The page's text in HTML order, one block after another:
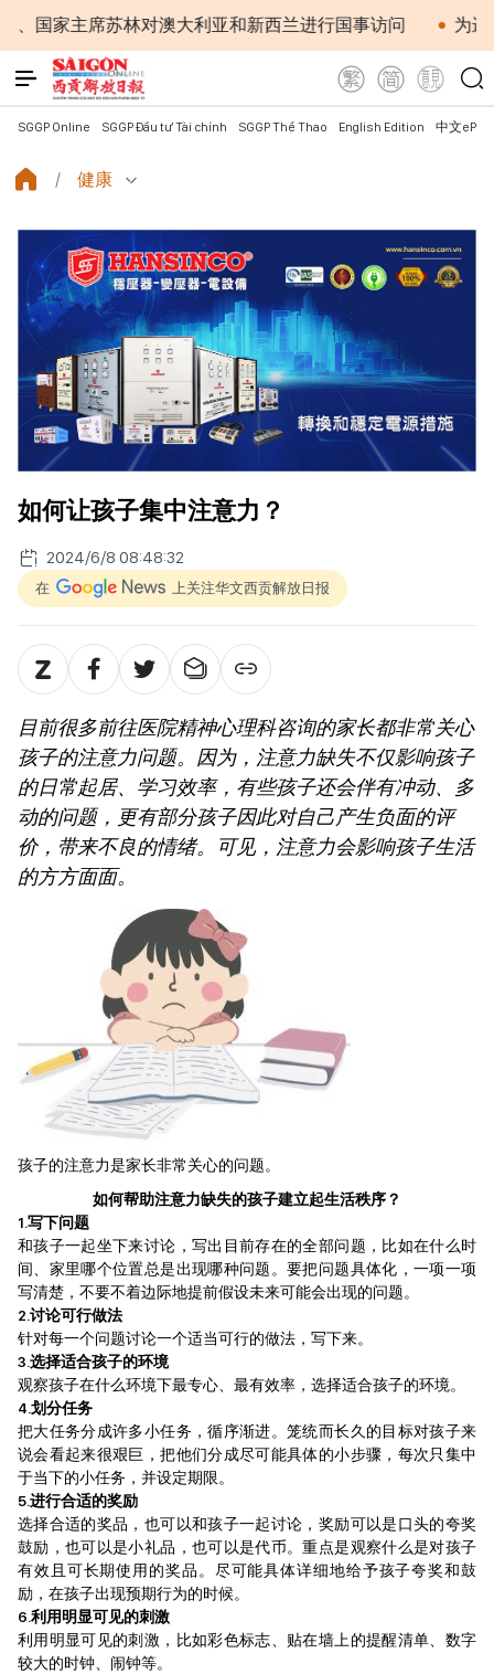
席苏林对澳大利亚和新西兰进行国事访问 为进一步深化
SGGP Online SGGP Đầu tư Tài chính SGGP Thể Thao English Edition 中文
健康
如何让孩子集中注意力？
2024/6/8 08:48:32
在 上关注华文西贡解放日报
目前很多前往医院精神心理科咨询的家长都非常关心
孩子的注意力问题。因为，注意力缺失不仅影响孩子
的日常起居、学习效率，有些孩子还会伴有冲动、多
动的问题，更有部分孩子因此对自己产生负面的评
价，带来不良的情绪。可见，注意力会影响孩子生活
的方方面面。
孩子的注意力是家长非常关心的问题。
如何帮助注意力缺失的孩子建立起生活秩序？
1.写下问题
和孩子一起坐下来讨论，写出目前存在的全部问题，比如在什么时
间、家里哪个位置总是出现哪种问题。要把问题具体化，一项一项
写清楚，不要不着边际地提前假设未来可能会出现的问题。
2.讨论可行做法
针对每一个问题讨论一个适当可行的做法，写下来。
3.选择适合孩子的环境
观察孩子在什么环境下最专心、最有效率，选择适合孩子的环境。
4.划分任务
把大任务分成许多小任务，循序渐进。笼统而长久的目标对孩子来
说会看起来很艰巨，把他们分成尽可能具体的小步骤，每次只集中
于当下的小任务，并设定期限。
5.进行合适的奖励
选择合适的奖品，也可以和孩子一起讨论，奖励可以是口头的夸奖
鼓励，也可以是小礼品，也可以是代币。重点是观察什么是对孩子
有效且可长期使用的奖品。尽可能具体详细地给予孩子夸奖和鼓
励，在孩子出现预期行为的时候。
6.利用明显可见的刺激
利用明显可见的刺激，比如彩色标志、贴在墙上的提醒清单、数字
较大的时钟、闹钟等。